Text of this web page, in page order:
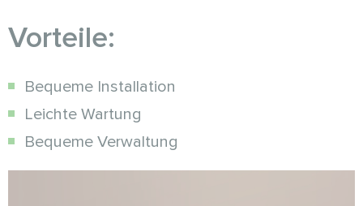
Vorteile:
Bequeme Installation
Leichte Wartung
Bequeme Verwaltung